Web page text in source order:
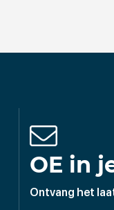
OE in
Ontvang het